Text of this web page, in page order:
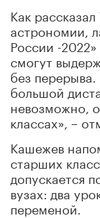
Как
астрономии,
России -
смогут
без
большой
невозможно,
классах», –
Кашежев
старших
допускается
вузах: два
переменой.